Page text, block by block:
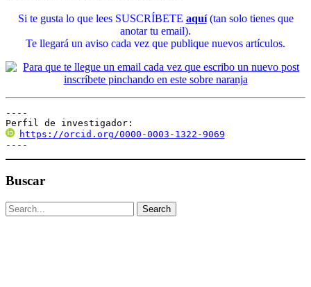
Si te gusta lo que lees SUSCRÍBETE aquí(tan solo tienes que
anotar tu email).
Te llegará un aviso cada vez que publique nuevos artículos.
----
Perfil de investigador:
https://orcid.org/0000-0003-1322-9069
----
Buscar